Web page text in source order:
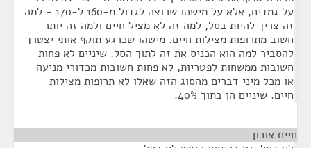
על גמדים, אלא על מישהו שרוצה לגדול מ-160 ל-170 - למה
זה צריך להיות בסל, למה זה לא מציל חיים ולמה זה יותר
חשוב מתרופות מצילות חיים. מישהו שכרגע תוקף אותי יצטרך
להסביר למה הוא הכניס את זה לתוך הסל. שיניים לא פחות
חשובות ממשחות לפטריות, לא פחות חשובות מכדורי מניעה
או מכל מיני דברים מהסוג הזה שאלו לא תרופות מצילות
חיים. שיניים הן בתוך 40%.
חיים אורון